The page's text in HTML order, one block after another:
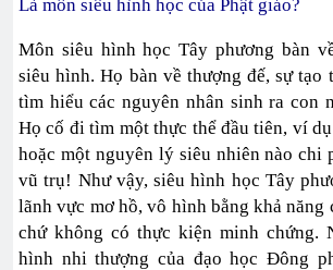
Là môn siêu hình học của Phật giáo?
Môn siêu hình học Tây phương bàn
siêu hình. Họ bàn về thượng đế, sự tạo
tìm hiểu các nguyên nhân sinh ra con
Họ cố đi tìm một thực thể đầu tiên, ví
hoặc một nguyên lý siêu nhiên nào chi
vũ trụ! Như vậy, siêu hình học Tây
lãnh vực mơ hồ, vô hình bằng khả
chứ không có thực kiện minh chứng.
hình nhi thượng của đạo học Đông